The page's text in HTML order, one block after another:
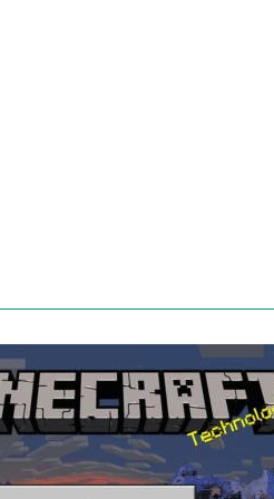
уже исправили вылеты
версия 26.31.01 для Android
специфичные для